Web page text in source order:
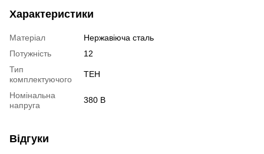
Характеристики
Матеріал
Нержавіюча сталь
Потужність
12
Тип
комплектуючого
ТЕН
Номінальна
напруга
380 В
Відгуки